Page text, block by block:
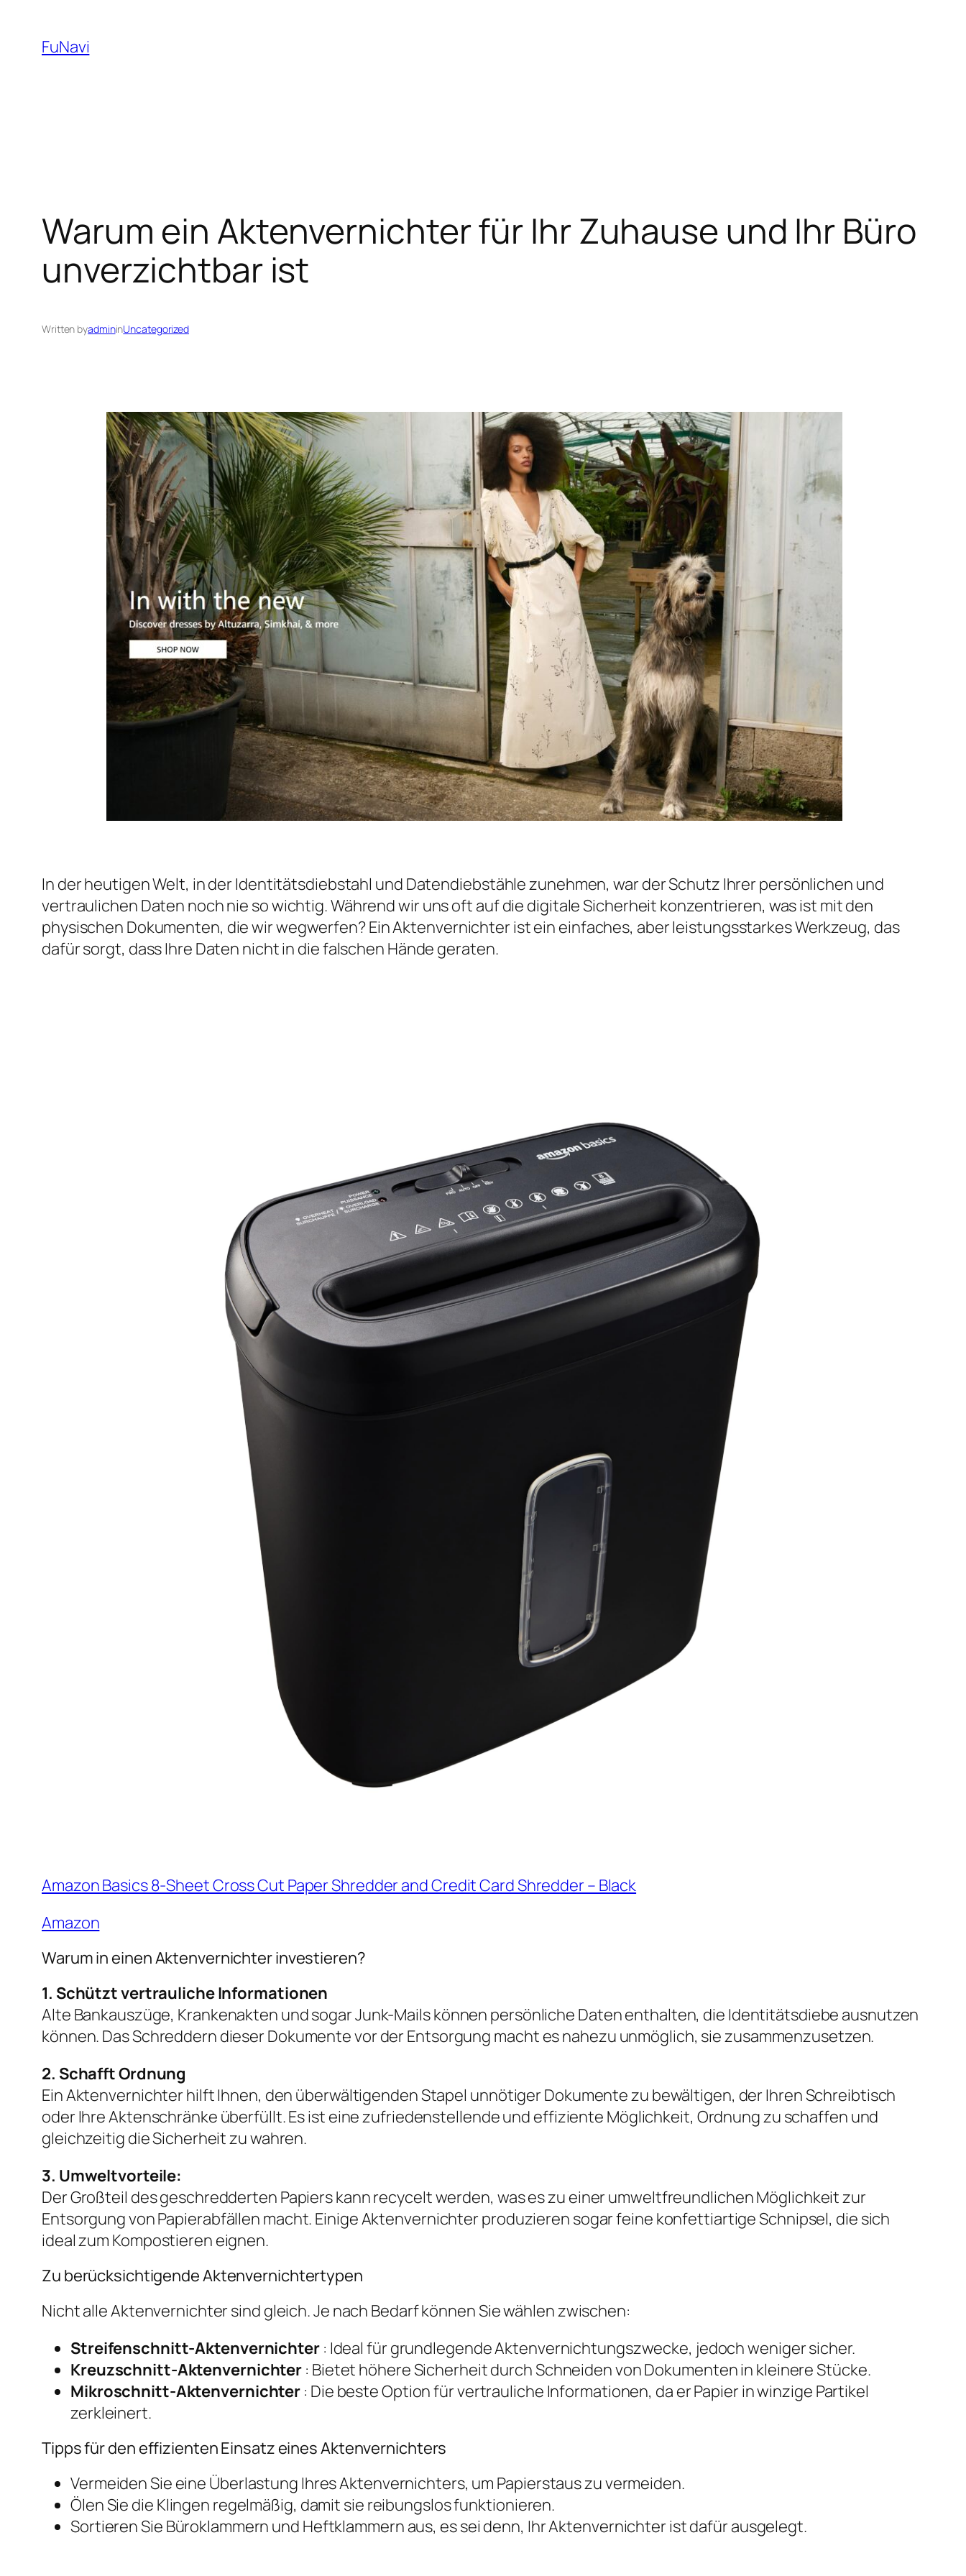
content
FuNavi
Warum ein Aktenvernichter für Ihr Zuhause und Ihr Büro
unverzichtbar ist
Written byadmininUncategorized
In der heutigen Welt, in der Identitätsdiebstahl und Datendiebstähle zunehmen, war der Schutz Ihrer persönlichen und
vertraulichen Daten noch nie so wichtig. Während wir uns oft auf die digitale Sicherheit konzentrieren, was ist mit den
physischen Dokumenten, die wir wegwerfen? Ein Aktenvernichter ist ein einfaches, aber leistungsstarkes Werkzeug, das
dafür sorgt, dass Ihre Daten nicht in die falschen Hände geraten.
Amazon Basics 8-Sheet Cross Cut Paper Shredder and Credit Card Shredder – Black
Amazon
Warum in einen Aktenvernichter investieren?
1. Schützt vertrauliche Informationen
Alte Bankauszüge, Krankenakten und sogar Junk-Mails können persönliche Daten enthalten, die Identitätsdiebe ausnutzen
können. Das Schreddern dieser Dokumente vor der Entsorgung macht es nahezu unmöglich, sie zusammenzusetzen.
2. Schafft Ordnung
Ein Aktenvernichter hilft Ihnen, den überwältigenden Stapel unnötiger Dokumente zu bewältigen, der Ihren Schreibtisch
oder Ihre Aktenschränke überfüllt. Es ist eine zufriedenstellende und effiziente Möglichkeit, Ordnung zu schaffen und
gleichzeitig die Sicherheit zu wahren.
3. Umweltvorteile:
Der Großteil des geschredderten Papiers kann recycelt werden, was es zu einer umweltfreundlichen Möglichkeit zur
Entsorgung von Papierabfällen macht. Einige Aktenvernichter produzieren sogar feine konfettiartige Schnipsel, die sich
ideal zum Kompostieren eignen.
Zu berücksichtigende Aktenvernichtertypen
Nicht alle Aktenvernichter sind gleich. Je nach Bedarf können Sie wählen zwischen:
Streifenschnitt-Aktenvernichter: Ideal für grundlegende Aktenvernichtungszwecke, jedoch weniger sicher.
Kreuzschnitt-Aktenvernichter : Bietet höhere Sicherheit durch Schneiden von Dokumenten in kleinere Stücke.
Mikroschnitt-Aktenvernichter : Die beste Option für vertrauliche Informationen, da er Papier in winzige Partikel
zerkleinert.
Tipps für den effizienten Einsatz eines Aktenvernichters
Vermeiden Sie eine Überlastung Ihres Aktenvernichters, um Papierstaus zu vermeiden.
Ölen Sie die Klingen regelmäßig, damit sie reibungslos funktionieren.
Sortieren Sie Büroklammern und Heftklammern aus, es sei denn, Ihr Aktenvernichter ist dafür ausgelegt.